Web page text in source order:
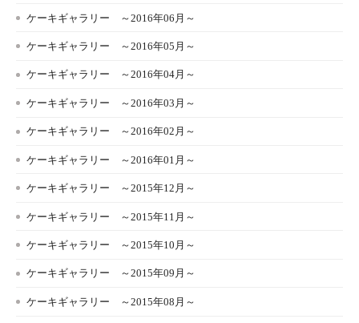
ケーキギャラリー ～2016年06月～
ケーキギャラリー ～2016年05月～
ケーキギャラリー ～2016年04月～
ケーキギャラリー ～2016年03月～
ケーキギャラリー ～2016年02月～
ケーキギャラリー ～2016年01月～
ケーキギャラリー ～2015年12月～
ケーキギャラリー ～2015年11月～
ケーキギャラリー ～2015年10月～
ケーキギャラリー ～2015年09月～
ケーキギャラリー ～2015年08月～